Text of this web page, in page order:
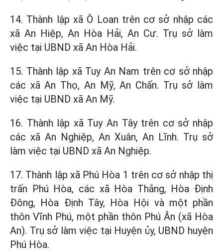
14. Thành lập xã Ô Loan trên cơ sở nhập các
xã An Hiệp, An Hòa Hải, An Cư. Trụ sở làm
việc tại UBND xã An Hòa Hải.
15. Thành lập xã Tuy An Nam trên cơ sở nhập
các xã An Thọ, An Mỹ, An Chấn. Trụ sở làm
việc tại UBND xã An Mỹ.
16. Thành lập xã Tuy An Tây trên cơ sở nhập
các xã An Nghiệp, An Xuân, An Lĩnh. Trụ sở
làm việc tại UBND xã An Nghiệp.
17. Thành lập xã Phú Hòa 1 trên cơ sở nhập thị
trấn Phú Hòa, các xã Hòa Thắng, Hòa Định
Đông, Hòa Định Tây, Hòa Hội và một phần
thôn Vĩnh Phú, một phần thôn Phú Ân (xã Hòa
An). Trụ sở làm việc tại Huyện ủy, UBND huyện
Phú Hòa.